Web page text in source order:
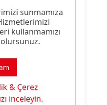
için
sunmamıza
kullanmamızı
& Çerez
inceleyin.